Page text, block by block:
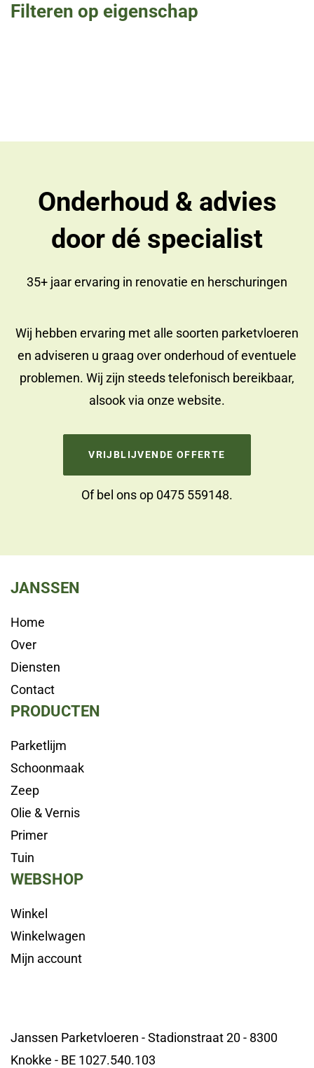
Filteren op eigenschap
Onderhoud & advies
door dé specialist
35+ jaar ervaring in renovatie en herschuringen
Wij hebben ervaring met alle soorten parketvloeren
en adviseren u graag over onderhoud of eventuele
problemen. Wij zijn steeds telefonisch bereikbaar,
alsook via onze website.
VRIJBLIJVENDE OFFERTE
Of bel ons op 0475 559148.
JANSSEN
Home
Over
Diensten
Contact
PRODUCTEN
Parketlijm
Schoonmaak
Zeep
Olie & Vernis
Primer
Tuin
WEBSHOP
Winkel
Winkelwagen
Mijn account
Janssen Parketvloeren - Stadionstraat 20 - 8300
Knokke - BE 1027.540.103